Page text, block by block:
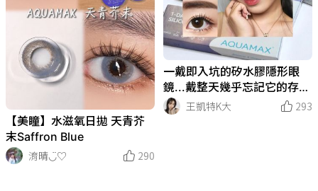
【美瞳】水滋氧日拋 天青芥
末Saffron Blue
淯晴◡̈♡
290
一戴即入坑的矽水膠隱形眼
鏡...戴整天幾乎忘記它的存在
AQUAMAX 水滋氧矽水膠彩
色日拋隱形眼鏡
王凱特K大 293